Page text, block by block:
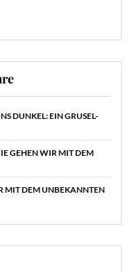
DUNKEL: EIN GRUSEL-
GEHEN WIR MIT DEM
MIT DEM UNBEKANNTEN